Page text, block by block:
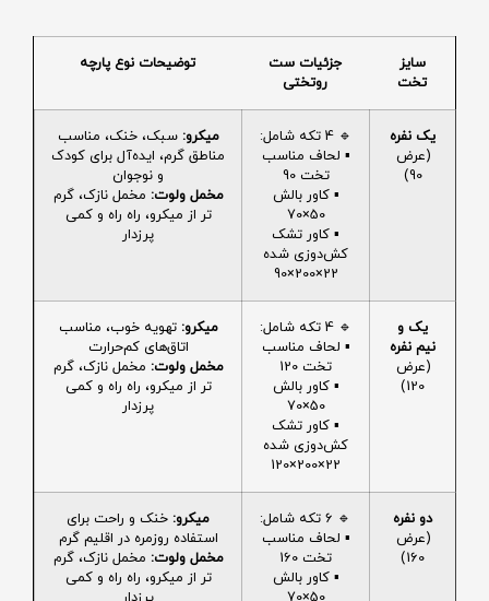
سایز
تخت
جزئیات ست
روتختی
توضیحات نوع پارچه
یک نفره
(عرض
90)
🔹 4 تکه شامل:
▪️ لحاف مناسب
تخت 90
▪️ کاور بالش
50×70
▪️ کاور تشک
کش‌دوزی شده
22×200×90
میکرو: سبک، خنک، مناسب
مناطق گرم، ایده‌آل برای کودک
و نوجوان
مخمل ولوت: مخمل نازک، گرم
تر از میکرو، راه راه و کمی
پرزدار
یک و
نیم نفره
(عرض
120)
🔹 4 تکه شامل:
▪️ لحاف مناسب
تخت 120
▪️ کاور بالش
50×70
▪️ کاور تشک
کش‌دوزی شده
22×200×120
میکرو: تهویه خوب، مناسب
اتاق‌های کم‌حرارت
مخمل ولوت: مخمل نازک، گرم
تر از میکرو، راه راه و کمی
پرزدار
دو نفره
(عرض
160)
🔹 6 تکه شامل:
▪️ لحاف مناسب
تخت 160
▪️ کاور بالش
میکرو: خنک و راحت برای
استفاده روزمره در اقلیم گرم
مخمل ولوت: مخمل نازک، گرم
تر از میکرو، راه راه و کمی